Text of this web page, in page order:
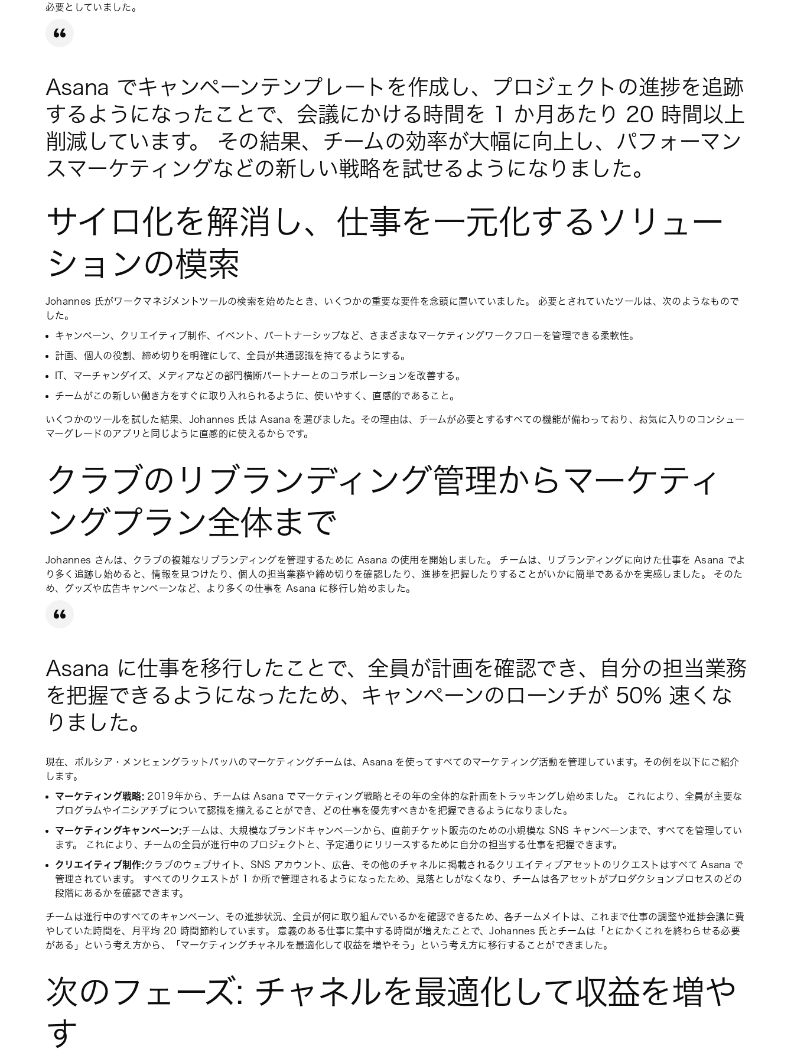
必要としていました。
Asana でキャンペーンテンプレートを作成し、プロジェクトの進捗を追跡
するようになったことで、会議にかける時間を 1 か月あたり 20 時間以上
削減しています。 その結果、チームの効率が大幅に向上し、パフォーマン
スマーケティングなどの新しい戦略を試せるようになりました。
サイロ化を解消し、仕事を一元化するソリュー
ションの模索
Johannes 氏がワークマネジメントツールの検索を始めたとき、いくつかの重要な要件を念頭に置いていました。 必要とされていたツールは、次のようなもので
した。
キャンペーン、クリエイティブ制作、イベント、パートナーシップなど、さまざまなマーケティングワークフローを管理できる柔軟性。
計画、個人の役割、締め切りを明確にして、全員が共通認識を持てるようにする。
IT、マーチャンダイズ、メディアなどの部門横断パートナーとのコラボレーションを改善する。
チームがこの新しい働き方をすぐに取り入れられるように、使いやすく、直感的であること。
いくつかのツールを試した結果、Johannes 氏は Asana を選びました。その理由は、チームが必要とするすべての機能が備わっており、お気に入りのコンシュー
マーグレードのアプリと同じように直感的に使えるからです。
クラブのリブランディング管理からマーケティ
ングプラン全体まで
Johannes さんは、クラブの複雑なリブランディングを管理するために Asana の使用を開始しました。 チームは、リブランディングに向けた仕事を Asana でよ
り多く追跡し始めると、情報を見つけたり、個人の担当業務や締め切りを確認したり、進捗を把握したりすることがいかに簡単であるかを実感しました。 そのた
め、グッズや広告キャンペーンなど、より多くの仕事を Asana に移行し始めました。
Asana に仕事を移行したことで、全員が計画を確認でき、自分の担当業務
を把握できるようになったため、キャンペーンのローンチが 50% 速くな
りました。
現在、ボルシア・メンヒェングラットバッハのマーケティングチームは、Asana を使ってすべてのマーケティング活動を管理しています。その例を以下にご紹介
します。
マーケティング戦略: 2019年から、チームは Asana でマーケティング戦略とその年の全体的な計画をトラッキングし始めました。 これにより、全員が主要な
プログラムやイニシアチブについて認識を揃えることができ、どの仕事を優先すべきかを把握できるようになりました。
マーケティングキャンペーン:チームは、大規模なブランドキャンペーンから、直前チケット販売のための小規模な SNS キャンペーンまで、すべてを管理してい
ます。 これにより、チームの全員が進行中のプロジェクトと、予定通りにリリースするために自分の担当する仕事を把握できます。
クリエイティブ制作:クラブのウェブサイト、SNS アカウント、広告、その他のチャネルに掲載されるクリエイティブアセットのリクエストはすべて Asana で
管理されています。 すべてのリクエストが 1 か所で管理されるようになったため、見落としがなくなり、チームは各アセットがプロダクションプロセスのどの
段階にあるかを確認できます。
チームは進行中のすべてのキャンペーン、その進捗状況、全員が何に取り組んでいるかを確認できるため、各チームメイトは、これまで仕事の調整や進捗会議に費
やしていた時間を、月平均 20 時間節約しています。 意義のある仕事に集中する時間が増えたことで、Johannes 氏とチームは「とにかくこれを終わらせる必要
がある」という考え方から、「マーケティングチャネルを最適化して収益を増やそう」という考え方に移行することができました。
次のフェーズ: チャネルを最適化して収益を増や
す